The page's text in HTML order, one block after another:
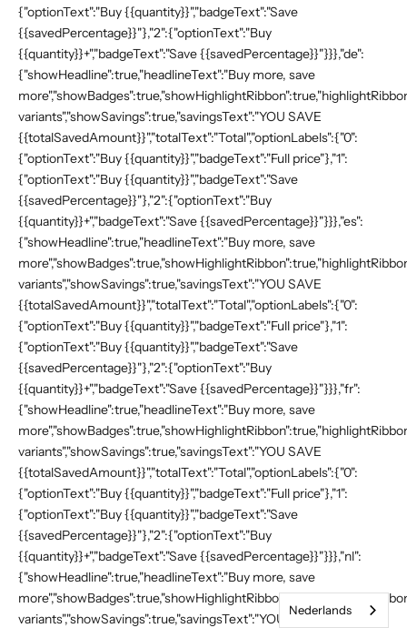
{"optionText":"Buy {{quantity}}","badgeText":"Save
{{savedPercentage}}"},"2":{"optionText":"Buy
{{quantity}}+","badgeText":"Save {{savedPercentage}}"}}},"de":
{"showHeadline":true,"headlineText":"Buy more, save
variants","showSavings":true,"savingsText":"YOU SAVE
{{totalSavedAmount}}","totalText":"Total","optionLabels":{"0":
{"optionText":"Buy {{quantity}}","badgeText":"Full price"},"1":
{"optionText":"Buy {{quantity}}","badgeText":"Save
{{savedPercentage}}"},"2":{"optionText":"Buy
{{quantity}}+","badgeText":"Save {{savedPercentage}}"}}},"es":
{"showHeadline":true,"headlineText":"Buy more, save
variants","showSavings":true,"savingsText":"YOU SAVE
{{totalSavedAmount}}","totalText":"Total","optionLabels":{"0":
{"optionText":"Buy {{quantity}}","badgeText":"Full price"},"1":
{"optionText":"Buy {{quantity}}","badgeText":"Save
{{savedPercentage}}"},"2":{"optionText":"Buy
{{quantity}}+","badgeText":"Save {{savedPercentage}}"}}},"fr":
{"showHeadline":true,"headlineText":"Buy more, save
variants","showSavings":true,"savingsText":"YOU SAVE
{{totalSavedAmount}}","totalText":"Total","optionLabels":{"0":
{"optionText":"Buy {{quantity}}","badgeText":"Full price"},"1":
{"optionText":"Buy {{quantity}}","badgeText":"Save
{{savedPercentage}}"},"2":{"optionText":"Buy
{{quantity}}+","badgeText":"Save {{savedPercentage}}"}}},"nl":
{"showHeadline":true,"headlineText":"Buy more, save
variants","showSavings":true,"savingsText":"YOU SAVE
Nederlands